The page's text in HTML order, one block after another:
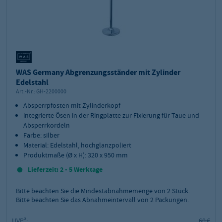
WAS Germany Abgrenzungsständer mit Zylinder
Edelstahl
Art.-Nr.: GH-2200000
Absperrpfosten mit Zylinderkopf
integrierte Ösen in der Ringplatte zur Fixierung für Taue und
Absperrkordeln
Farbe: silber
Material: Edelstahl, hochglanzpoliert
Produktmaße (Ø x H): 320 x 950 mm
Lieferzeit: 2 - 5 Werktage
Bitte beachten Sie die Mindestabnahmemenge von 2 Stück.
Bitte beachten Sie das Abnahmeintervall von 2 Packungen.